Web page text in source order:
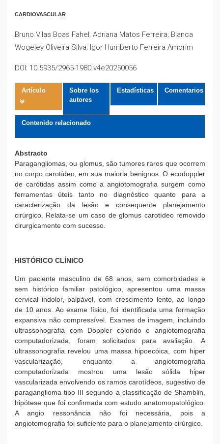
CARDIOVASCULAR
Bruno Vilas Boas Fahel; Adriana Matos Ferreira; Bianca
Wogeley Oliveira Silva; Igor Humberto Ferreira Amorim
DOI: 10.5935/2965-1980.v4e20250056
Artículo
Sobre los
autores
Estadísticas Comentarios
Contenido relacionado
Abstracto
Paragangliomas, ou glomus, são tumores raros que ocorrem
no corpo carotídeo, em sua maioria benignos. O ecodoppler
de carótidas assim como a angiotomografia surgem como
ferramentas úteis tanto no diagnóstico quanto para a
caracterização da lesão e consequente planejamento
cirúrgico. Relata-se um caso de glomus carotídeo removido
cirurgicamente com sucesso.
HISTÓRICO CLÍNICO
Um paciente masculino de 68 anos, sem comorbidades e
sem histórico familiar patológico, apresentou uma massa
cervical indolor, palpável, com crescimento lento, ao longo
de 10 anos. Ao exame físico, foi identificada uma formação
expansiva não compressível. Exames de imagem, incluindo
ultrassonografia com Doppler colorido e angiotomografia
computadorizada, foram solicitados para avaliação. A
ultrassonografia revelou uma massa hipoecóica, com hiper
vascularização, enquanto a angiotomografia
computadorizada mostrou uma lesão sólida hiper
vascularizada envolvendo os ramos carotídeos, sugestivo de
paraganglioma tipo III segundo a classificação de Shamblin,
hipótese que foi confirmada com estudo anatomopatológico.
A angio ressonância não foi necessária, pois a
angiotomografia foi suficiente para o planejamento cirúrgico.